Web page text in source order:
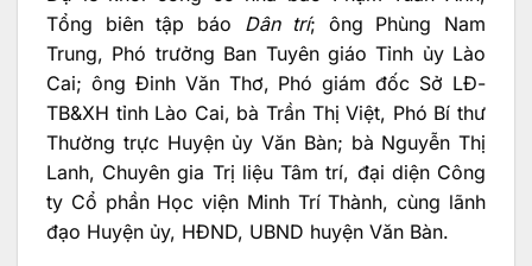
Tổng biên tập báo Dân trí; ông Phùng Nam
Trung, Phó trưởng Ban Tuyên giáo Tỉnh ủy Lào
Cai; ông Đinh Văn Thơ, Phó giám đốc Sở LĐ-
TB&XH tỉnh Lào Cai, bà Trần Thị Việt, Phó Bí thư
Thường trực Huyện ủy Văn Bàn; bà Nguyễn Thị
Lanh, Chuyên gia Trị liệu Tâm trí, đại diện Công
ty Cổ phần Học viện Minh Trí Thành, cùng lãnh
đạo Huyện ủy, HĐND, UBND huyện Văn Bàn.